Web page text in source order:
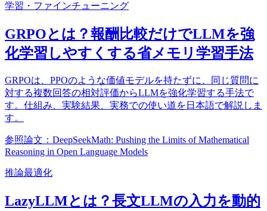
学習・ファインチューニング
GRPOとは？報酬比較だけでLLMを強
化学習しやすくする省メモリ学習手法
GRPOは、PPOのような価値モデルを持たずに、同じ質問に
対する複数回答の相対評価からLLMを強化学習する手法で
す。仕組み、実験結果、実務での使い道を日本語で解説しま
す。
参照論文：DeepSeekMath: Pushing the Limits of Mathematical
Reasoning in Open Language Models
推論最適化
LazyLLMとは？長文LLMの入力を動的